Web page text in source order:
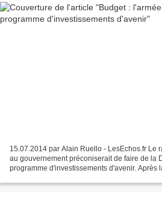
15.07.2014 par Alain Ruello - LesEchos.fr Le
au gouvernement préconiserait de faire de la
programme d'investissements d'avenir. Après